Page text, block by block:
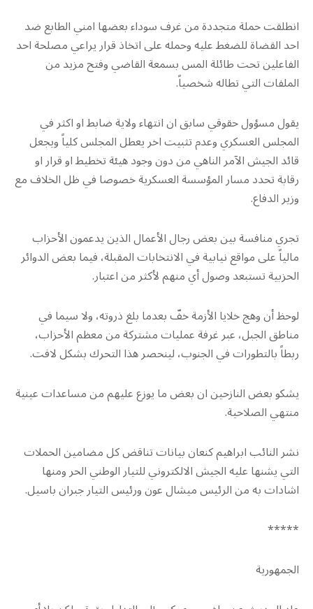
انطلقت حملة متجددة من غرف سوداء بعضها امني الطابع ضد
احد القضاة للضغط عليه وحمله على اتخاذ قرار يراعي مصلحة احد
الفاعلين تحت طائلة المس بسمعة القاضي وفتح مزيد من
الملفات التي تطاله شخصياً.
يقول مسؤول حقوقي سابق ان انتهاء ولاية ضابط او اكثر في
المجلس العسكري وعدم تثبيت اخر يعطل المجلس كلياً ويجعل
قائد الجيش الآمر الناهي من دون وجود هيئة تخطيط او قرار او
رقابة تحدد مسار المؤسسة العسكرية خصوصا في ظل الخلاف مع
وزير الدفاع.
تجري منافسة بين بعض رجال الأعمال الذين يدعمون الأحزاب
مالياً على مواقع نيابية في الانتخابات المقبلة، فيما بعض الدوائر
الحزبية تستبعد وصول أي منهم لأكثر من اعتبار.
لوحظ أن وهج خلايا الأزمة خفّ بعدما بلغ ذروته، ولا سيما في
مناطق الجبل، عبر غرفة عمليات مشتركة من معظم الأحزاب،
ربطاً بالتطورات في الجنوب، لينحصر هذا التحرك بشكل لافت.
يشكو بعض النازحين ان بعض ما يوزع عليهم من مساعدات عينية
منتهي الصلاحية.
نشر النائب ابراهيم كنعان بيانات تناقض كل مضامين الحملات
التي يشنها عليه الجيش الالكتروني للتيار الوطني الحر ومنها
اشادات به من الرئيس ميشال عون ورئيس التيار جبران باسيل.
*****
الجمهورية